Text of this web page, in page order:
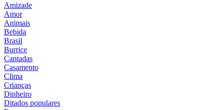
Amizade
Amor
Animais
Bebida
Brasil
Burrice
Cantadas
Casamento
Clima
Crianças
Dinheiro
Ditados populares